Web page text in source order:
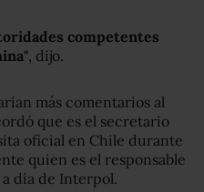
competentes
, dijo.
más comentarios al
que es el secretario
oficial en Chile durante
quien es el responsable
día de Interpol.